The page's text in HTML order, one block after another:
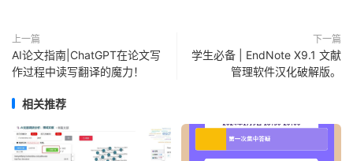
上一篇
AI论文指南|ChatGPT在论文写
作过程中读写翻译的魔力！
下一篇
学生必备 | EndNote X9.1 文献
管理软件汉化破解版。
相关推荐